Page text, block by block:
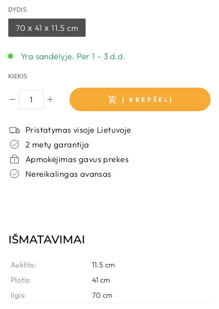
DYDIS
70 х 41 х 11.5 cm
Yra sandėlyje. Per 1 - 3 d.d.
KIEKIS
Į KREPŠELĮ
Pristatymas visoje Lietuvoje
2 metų garantija
Apmokėjimas gavus prekes
Nereikalingas avansas
IŠMATAVIMAI
Aukštis:
11.5 cm
Plotis:
41 cm
Ilgis:
70 cm